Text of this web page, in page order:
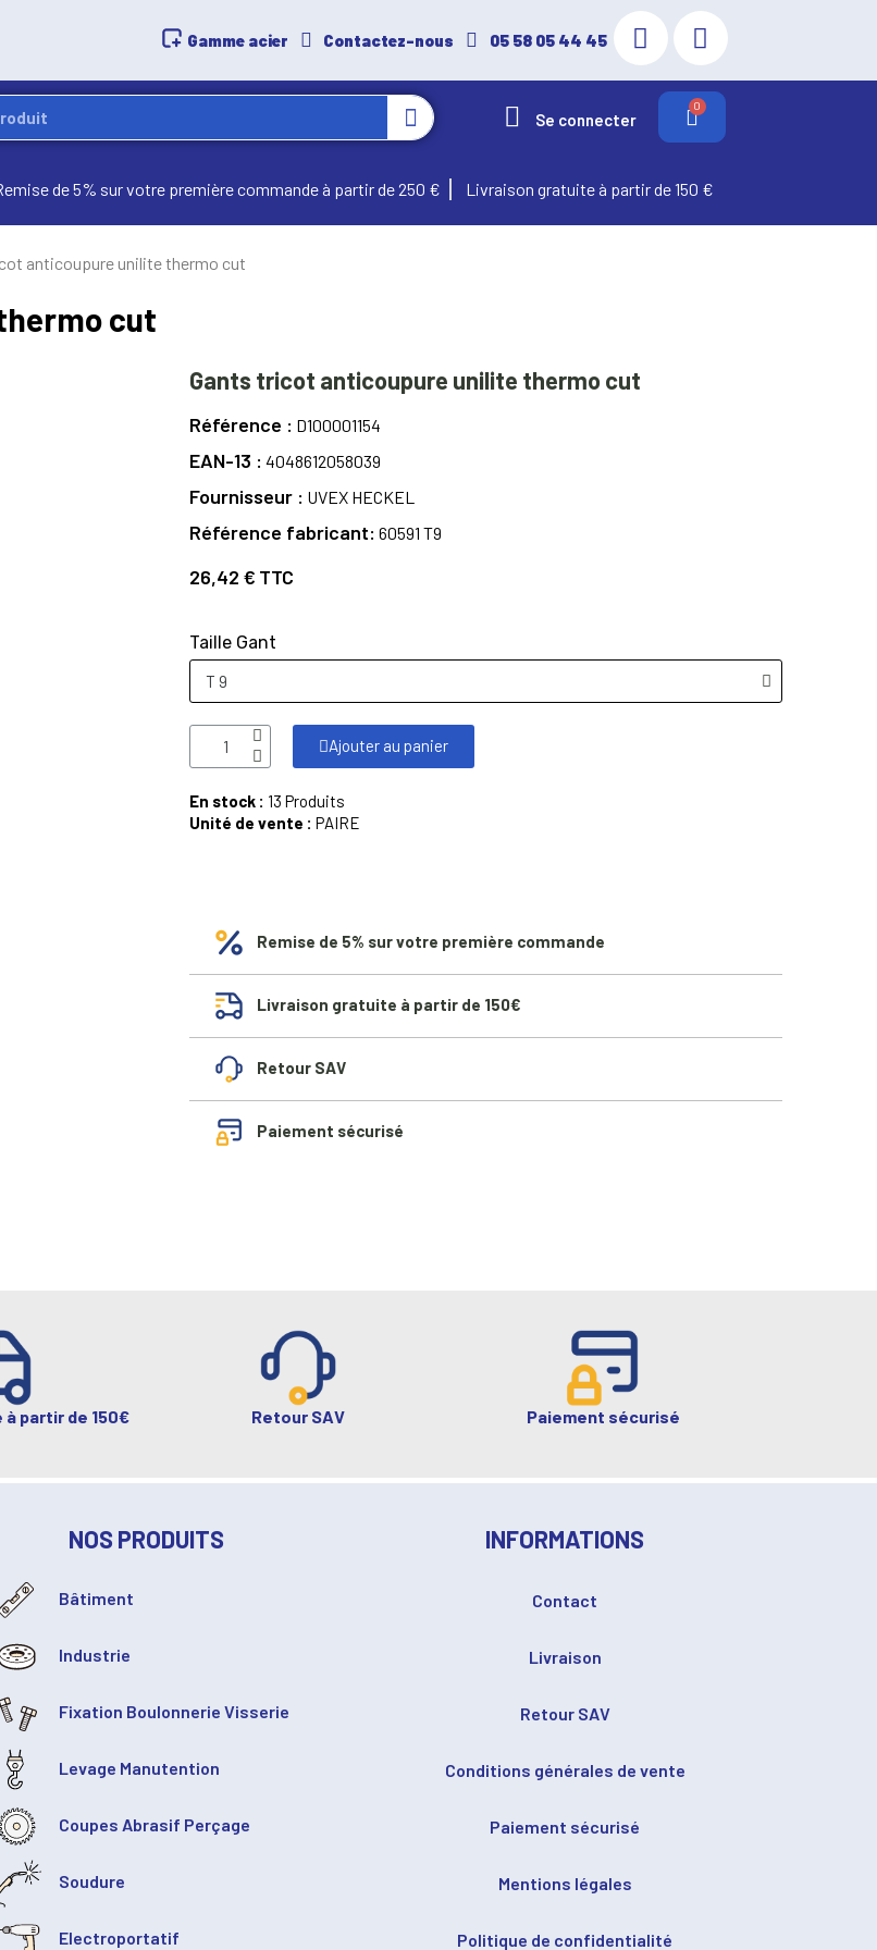
Gamme acier Contactez-nous 05 58 05 44 45
Se connecter
de 5% sur votre première commande à partir de 250 € Livraison gratuite à partir de 150 €
anticoupure unilite thermo cut
cut
Gants tricot anticoupure unilite thermo cut
Référence D100001154
EAN-13 4048612058039
Fournisseur UVEX HECKEL
Référence fabricant 60591 T9
26,42 € TTC
Taille Gant
Ajouter au panier
En stock : 13 Produits
Unité de vente : PAIRE
Remise de 5% sur votre première commande
Livraison gratuite à partir de 150€
Retour SAV
Paiement sécurisé
partir de 150€ Retour SAV Paiement sécurisé
NOS PRODUITS
Bâtiment
Industrie
Fixation Boulonnerie Visserie
Levage Manutention
Coupes Abrasif Perçage
Soudure
Electroportatif
INFORMATIONS
Contact
Livraison
Retour SAV
Conditions générales de vente
Paiement sécurisé
Mentions légales
Politique de confidentialité